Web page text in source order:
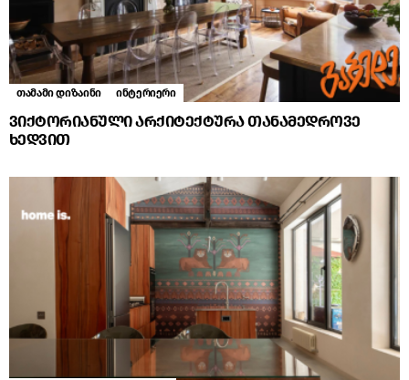
თამამი დიზაინი ინტერიერი
ვიქტორიანული არქიტექტურა თანამედროვე
ხედვით